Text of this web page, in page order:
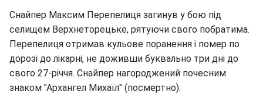
Снайпер Максим Перепелиця загинув у бою під
селищем Верхнеторецьке, рятуючи свого побратима.
Перепелиця отримав кульове поранення і помер по
дорозі до лікарні, не доживши буквально три дні до
свого 27-річчя. Снайпер нагороджений почесним
знаком "Архангел Михаїл" (посмертно).